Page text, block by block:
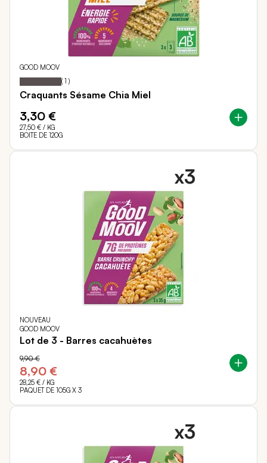
GOOD MOOV
Notation: 100
% of
( 1 )
Craquants Sésame Chia Miel
3,30 €
27,50 € / KG
BOITE DE 120G
NOUVEAU
GOOD MOOV
Lot de 3 - Barres cacahuètes
8,90 €
9,90 €
28,25 € / KG
PAQUET DE 105G X 3